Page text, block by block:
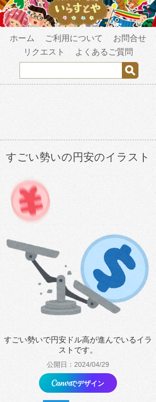
ホーム ご利用について
お問合せ
リクエスト
よくあるご質問
すごい勢いの円安のイラスト
すごい勢いで円安ドル高が進んでいるイラ
ストです。
公開日：2024/04/29
でデザイン